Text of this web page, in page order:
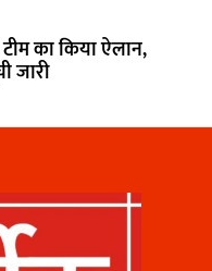
का किया ऐलान,
जारी